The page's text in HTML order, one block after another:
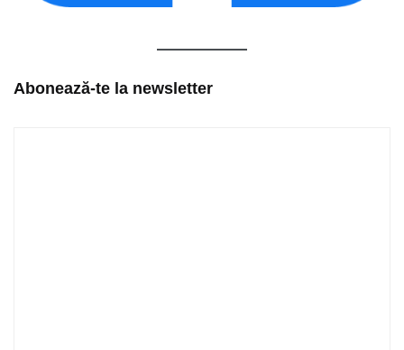
Abonează-te la newsletter